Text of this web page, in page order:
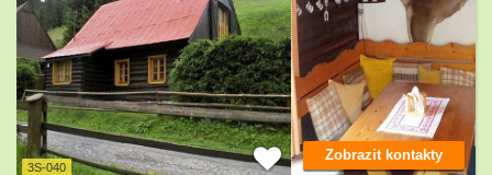
3S-040
Zobrazit kontakty